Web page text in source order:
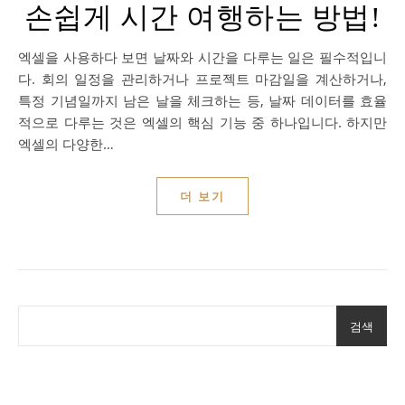
손쉽게 시간 여행하는 방법!
엑셀을 사용하다 보면 날짜와 시간을 다루는 일은 필수적입니
다. 회의 일정을 관리하거나 프로젝트 마감일을 계산하거나,
특정 기념일까지 남은 날을 체크하는 등, 날짜 데이터를 효율
적으로 다루는 것은 엑셀의 핵심 기능 중 하나입니다. 하지만
엑셀의 다양한…
더 보기
검색